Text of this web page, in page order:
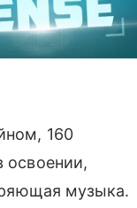
160
освоении,
музыка.